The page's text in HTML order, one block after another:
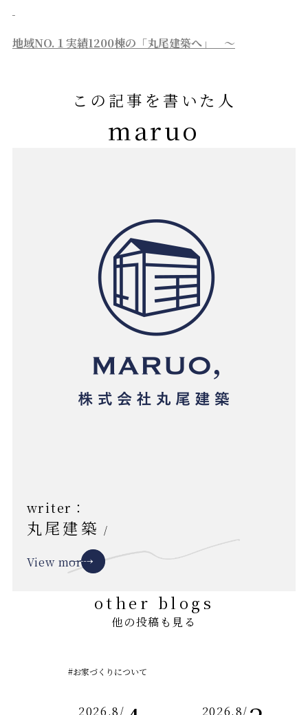
地域NO.１実績1200棟の「丸尾建築へ」 ～
この記事を書いた人
maruo
writer：
丸尾建築 /
View more
other blogs
他の投稿も見る
2026.8/
#お家づくりについて
2026.8/